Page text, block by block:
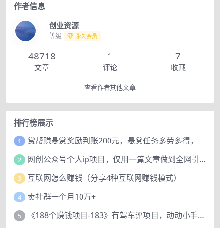
作者信息
创业资源
等级 永久会员
48718
文章
1
评论
7
收藏
查看作者其他文章
排行榜展示
1 赏帮赚悬赏奖励到账200元，悬赏任务多劳多得，人人可做。
2 网创公众号个人ip项目，仅用一篇文章做到全网引流！
3 互联网怎么赚钱（分享4种互联网赚钱模式）
4 卖社群一个月10万+
5 《188个赚钱项目-183》有驾车评项目，动动小手，复制粘贴赚44元！